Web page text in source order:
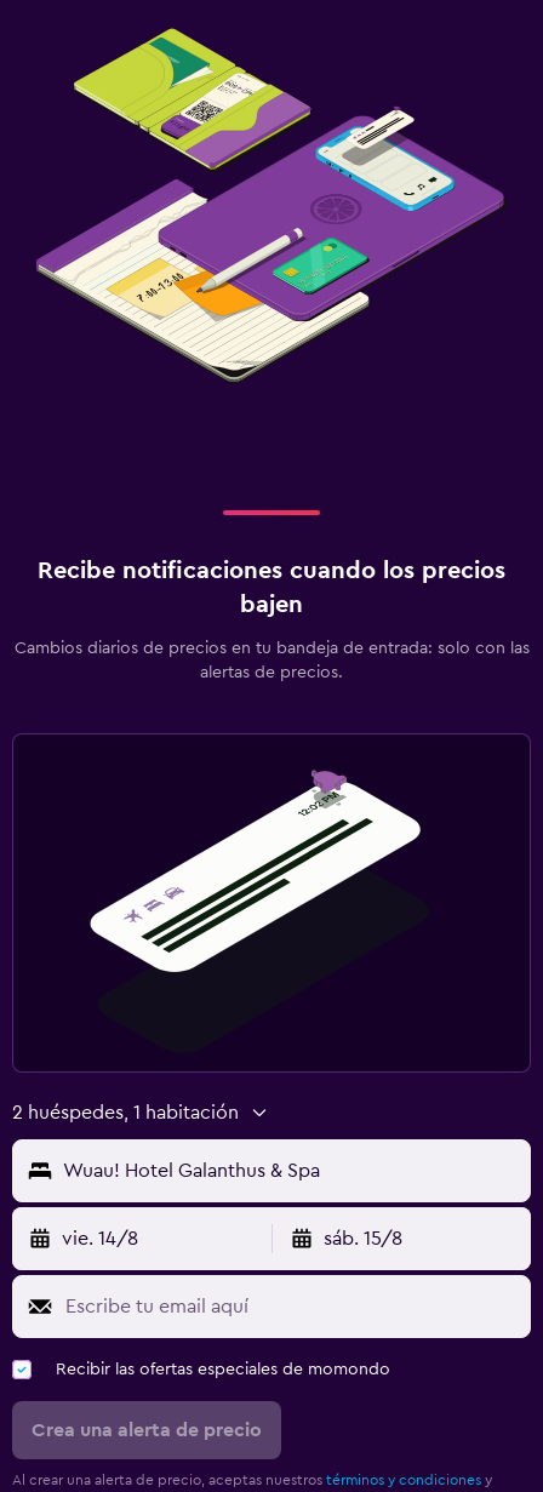
Armario o clóset
Salud y seguridad
Cámaras CCTV en zonas comunes
Caja fuerte
Fax/fotocopiadora
Recibe notificaciones cuando los precios
bajen
Cambios diarios de precios en tu bandeja de entrada: solo con las
alertas de precios.
2 huéspedes, 1 habitación
Wuau! Hotel Galanthus & Spa
vie. 14/8 sáb. 15/8
Recibir las ofertas especiales de momondo
Crea una alerta de precio
Al crear una alerta de precio, aceptas nuestros términos y condiciones y